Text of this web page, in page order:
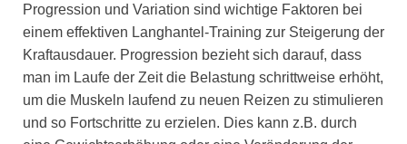
Progression und Variation sind wichtige Faktoren bei
einem effektiven Langhantel-Training zur Steigerung der
Kraftausdauer. Progression bezieht sich darauf, dass
man im Laufe der Zeit die Belastung schrittweise erhöht,
um die Muskeln laufend zu neuen Reizen zu stimulieren
und so Fortschritte zu erzielen. Dies kann z.B. durch